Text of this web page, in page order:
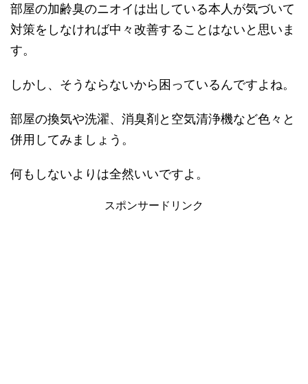
部屋の加齢臭のニオイは出している本人が気づいて
対策をしなければ中々改善することはないと思いま
す。
しかし、そうならないから困っているんですよね。
部屋の換気や洗濯、消臭剤と空気清浄機など色々と
併用してみましょう。
何もしないよりは全然いいですよ。
スポンサードリンク